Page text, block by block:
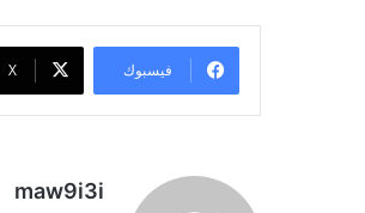
فيسبوك ‫X
maw9i3i